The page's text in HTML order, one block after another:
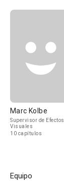
Marc Kolbe
Supervisor de Efectos
Visuales
10 capítulos
Equipo